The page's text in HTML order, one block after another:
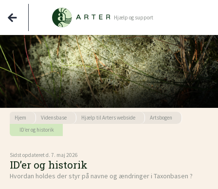
Hjælp og support
Hjem Vidensbase Hjælp til Arters webside
Artsbogen
ID’er og historik
Sidst opdateret d. 7. maj 2026
ID’er og historik
Hvordan holdes der styr på navne og ændringer i Taxonbasen ?